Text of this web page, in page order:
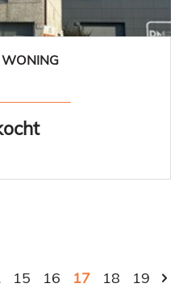
3
15 16 17 18 19